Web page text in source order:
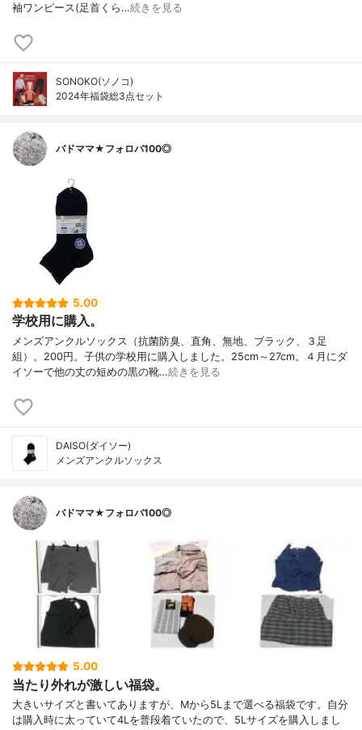
袖ワンピース(足首くら…続きを見る
SONOKO(ソノコ)
2024年福袋総3点セット
バドママ★フォロバ100◎
5.00
学校用に購入。
メンズアンクルソックス（抗菌防臭、直角、無地、ブラック、３足
組）。200円。子供の学校用に購入しました。25cm～27cm。４月にダ
イソーで他の丈の短めの黒の靴…続きを見る
DAISO(ダイソー)
メンズアンクルソックス
バドママ★フォロバ100◎
5.00
当たり外れが激しい福袋。
大きいサイズと書いてありますが、Mから5Lまで選べる福袋です。自分
は購入時に太っていて4Lを普段着ていたので、5Lサイズを購入しまし